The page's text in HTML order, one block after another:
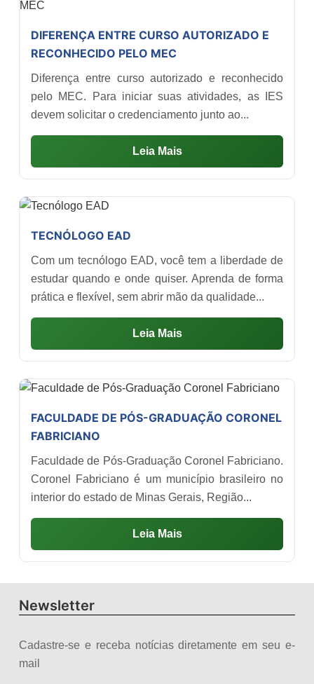
DIFERENÇA ENTRE CURSO AUTORIZADO E
RECONHECIDO PELO MEC
Diferença entre curso autorizado e reconhecido
pelo MEC. Para iniciar suas atividades, as IES
devem solicitar o credenciamento junto ao...
Leia Mais
TECNÓLOGO EAD
Com um tecnólogo EAD, você tem a liberdade de
estudar quando e onde quiser. Aprenda de forma
prática e flexível, sem abrir mão da qualidade...
Leia Mais
FACULDADE DE PÓS-GRADUAÇÃO CORONEL
FABRICIANO
Faculdade de Pós-Graduação Coronel Fabriciano.
Coronel Fabriciano é um município brasileiro no
interior do estado de Minas Gerais, Região...
Leia Mais
Newsletter
Cadastre-se e receba notícias diretamente em seu e-
mail